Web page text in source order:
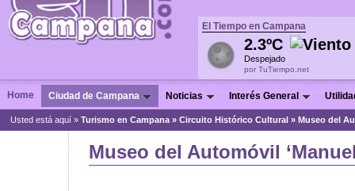
El Tiempo en Campana
2.3ºC
Despejado
por TuTiempo.net
Home Ciudad de Campana Noticias Interés General
Usted está aquí » Turismo en Campana » Circuito Histórico Cultural » Museo del
Museo del Automóvil